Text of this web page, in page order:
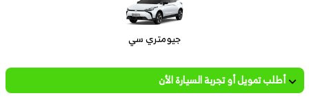
جيومتري سي
أطلب تمويل أو تجربة السيارة الأن